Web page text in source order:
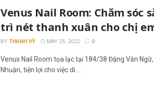
Venus Nail Room: Chăm sóc
trì nét thanh xuân cho chị
BY THÀNH VỸ MAY 25, 2022 0
Venus Nail Room tọa lạc tại 184/38 Đặng Văn
Nhuận, tiện lợi cho việc di ...